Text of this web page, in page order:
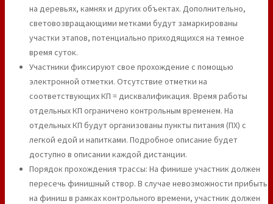
на деревьях, камнях и других объектах. Дополнительно,
световозвращающими метками будут замаркированы
участки этапов, потенциально приходящихся на темное
время суток.
Участники фиксируют свое прохождение с помощью
электронной отметки. Отсутствие отметки на
соответствующих КП = дисквалификация. Время работы
отдельных КП ограничено контрольным временем. На
отдельных КП будут организованы пункты питания (ПХ) с
легкой едой и напитками. Подробное описание будет
доступно в описании каждой дистанции.
Порядок прохождения трассы: На финише участник должен
пересечь финишный створ. В случае невозможности прибыть
на финиш в рамках контрольного времени, участник должен